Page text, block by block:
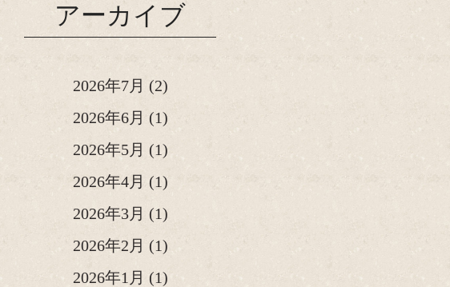
アーカイブ
2026年7月 (2)
2026年6月 (1)
2026年5月 (1)
2026年4月 (1)
2026年3月 (1)
2026年2月 (1)
2026年1月 (1)